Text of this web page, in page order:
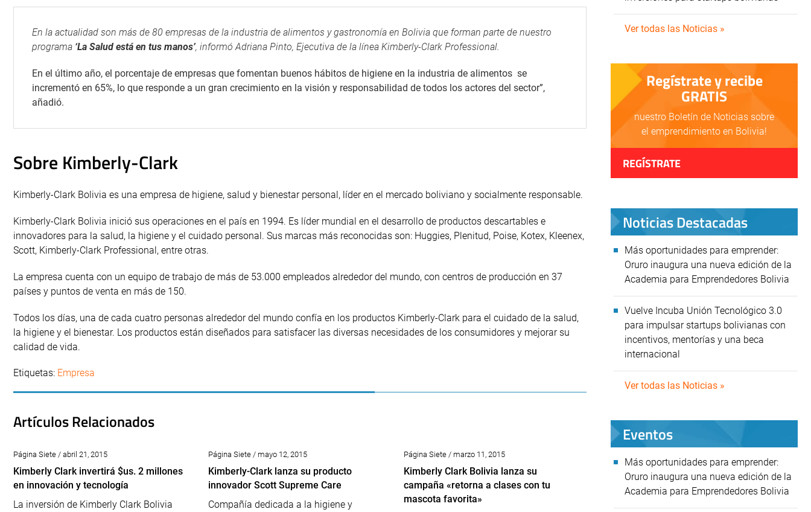
En la actualidad son más de 80 empresas de la industria de alimentos y gastronomía en Bolivia que forman parte de nuestro
programa ‘La Salud está en tus manos’, informó Adriana Pinto, Ejecutiva de la línea Kimberly-Clark Professional.
En el último año, el porcentaje de empresas que fomentan buenos hábitos de higiene en la industria de alimentos se
incrementó en 65%, lo que responde a un gran crecimiento en la visión y responsabilidad de todos los actores del sector”,
añadió.
Sobre Kimberly-Clark
Kimberly-Clark Bolivia es una empresa de higiene, salud y bienestar personal, líder en el mercado boliviano y socialmente responsable.
Kimberly-Clark Bolivia inició sus operaciones en el país en 1994. Es líder mundial en el desarrollo de productos descartables e
innovadores para la salud, la higiene y el cuidado personal. Sus marcas más reconocidas son: Huggies, Plenitud, Poise, Kotex, Kleenex,
Scott, Kimberly-Clark Professional, entre otras.
La empresa cuenta con un equipo de trabajo de más de 53.000 empleados alrededor del mundo, con centros de producción en 37
países y puntos de venta en más de 150.
Todos los días, una de cada cuatro personas alrededor del mundo confía en los productos Kimberly-Clark para el cuidado de la salud,
la higiene y el bienestar. Los productos están diseñados para satisfacer las diversas necesidades de los consumidores y mejorar su
calidad de vida.
Etiquetas: Empresa
Artículos Relacionados
Página Siete / abril 21, 2015
Kimberly Clark invertirá $us. 2 millones
en innovación y tecnología
La inversión de Kimberly Clark Bolivia
Página Siete / mayo 12, 2015
Kimberly-Clark lanza su producto
innovador Scott Supreme Care
Compañía dedicada a la higiene y
Página Siete / marzo 11, 2015
Kimberly Clark Bolivia lanza su
campaña «retorna a clases con tu
mascota favorita»
Ver todas las Noticias »
Regístrate y recibe
GRATIS
nuestro Boletín de Noticias sobre
el emprendimiento en Bolivia!
REGÍSTRATE
Noticias Destacadas
Más oportunidades para emprender:
Oruro inaugura una nueva edición de la
Academia para Emprendedores Bolivia
Vuelve Incuba Unión Tecnológico 3.0
para impulsar startups bolivianas con
incentivos, mentorías y una beca
internacional
Ver todas las Noticias »
Eventos
Más oportunidades para emprender:
Oruro inaugura una nueva edición de la
Academia para Emprendedores Bolivia